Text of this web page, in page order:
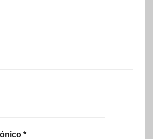
*